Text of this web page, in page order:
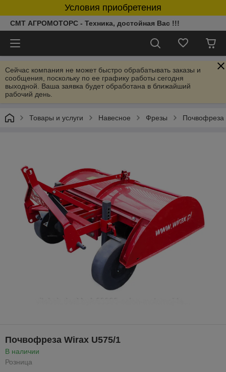
Условия приобретения
СМТ АГРОМОТОРС - Техника, достойная Вас !!!
Сейчас компания не может быстро обрабатывать заказы и
сообщения, поскольку по ее графику работы сегодня
выходной. Ваша заявка будет обработана в ближайший
рабочий день.
Товары и услуги Навесное Фрезы Почвофреза
Почвофреза Wirax U575/1
В наличии
Розница